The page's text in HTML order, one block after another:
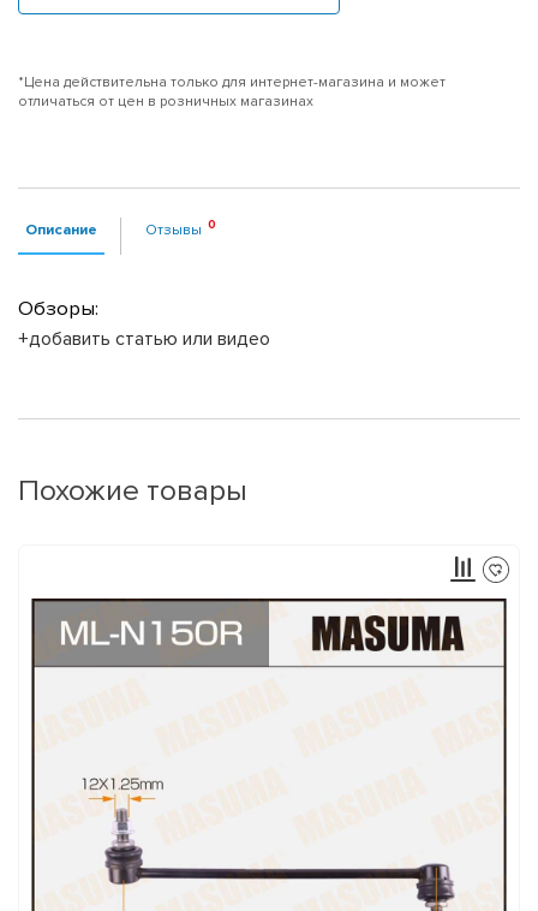
*Цена действительна только для интернет-магазина и может
отличаться от цен в розничных магазинах
Описание Отзывы
Обзоры:
+добавить статью или видео
Похожие товары